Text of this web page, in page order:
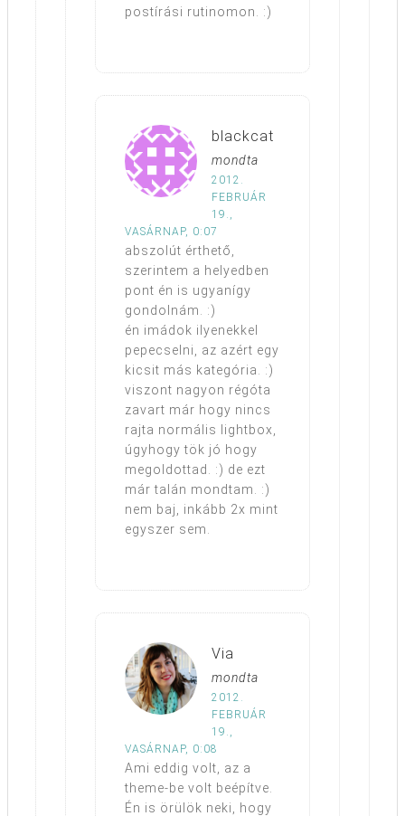
postírási rutinomon. :)
blackcat
mondta
2012.
FEBRUÁR
19.,
VASÁRNAP, 0:07
abszolút érthető,
szerintem a helyedben
pont én is ugyanígy
gondolnám. :)
én imádok ilyenekkel
pepecselni, az azért egy
kicsit más kategória. :)
viszont nagyon régóta
zavart már hogy nincs
rajta normális lightbox,
úgyhogy tök jó hogy
megoldottad. :) de ezt
már talán mondtam. :)
nem baj, inkább 2x mint
egyszer sem.
Via
mondta
2012.
FEBRUÁR
19.,
VASÁRNAP, 0:08
Ami eddig volt, az a
theme-be volt beépítve.
Én is örülök neki, hogy